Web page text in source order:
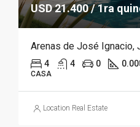
USD 21.400 / 1ra
Arenas de José Ignacio,
4 4 0 0.00
CASA
Location Real Estate